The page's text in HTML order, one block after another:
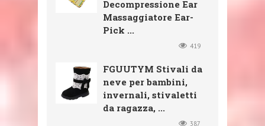
Decompressione Ear
Massaggiatore Ear-
Pick ...
419
FGUUTYM Stivali da
neve per bambini,
invernali, stivaletti
da ragazza, ...
387